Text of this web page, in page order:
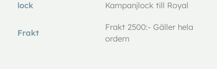
lock Kampanjlock till Royal
Frakt
Frakt 2500:- Gäller hela
ordern